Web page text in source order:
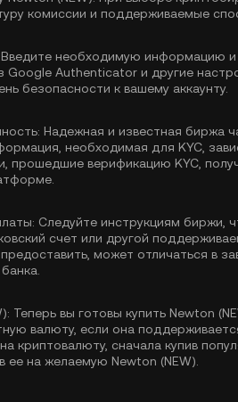
комиссии и поддерживаемые
Введите необходимую информацию и
Google Authenticator и другие
безопасности к вашему аккаунту.
Надежная и известная биржа
необходимая для KYC,
прошедшие верификацию KYC,
Следуйте инструкциям биржи,
счет или другой
может отличаться в
Теперь вы готовы купить Newton
валюту, если она
криптовалюту, сначала купив
ее на желаемую Newton (NEW).